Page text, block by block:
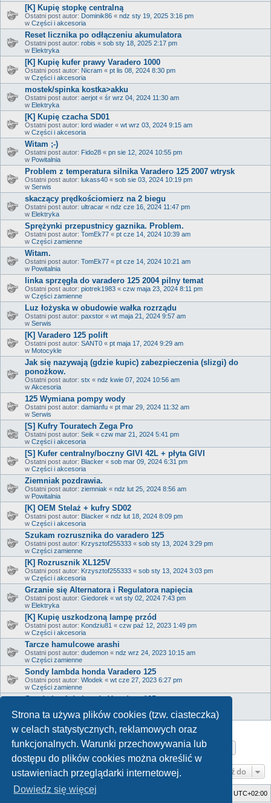
Strona ta używa plików cookies (tzw. ciasteczka)
w celach statystycznych, reklamowych oraz
funkcjonalnych. Warunki przechowywania lub
dostępu do plików cookies można określić w
ustawieniach przeglądarki internetowej.
Dowiedz się więcej
[K] Kupię stopkę centralną
Ostatni post autor: Dominik86 « ndz sty 19, 2025 3:16 pm
w Części i akcesoria
Reset licznika po odłączeniu akumulatora
Ostatni post autor: robis « sob sty 18, 2025 2:17 pm
w Elektryka
[K] Kupię kufer prawy Varadero 1000
Ostatni post autor: Nicram « pt lis 08, 2024 8:30 pm
w Części i akcesoria
mostek/spinka kostka>akku
Ostatni post autor: aerjot « śr wrz 04, 2024 11:30 am
w Elektryka
[K] Kupię czacha SD01
Ostatni post autor: lord wiader « wt wrz 03, 2024 9:15 am
w Części i akcesoria
Witam ;-)
Ostatni post autor: Fido28 « pn sie 12, 2024 10:55 pm
w Powitalnia
Problem z temperatura silnika Varadero 125 2007 wtrysk
Ostatni post autor: lukass40 « sob sie 03, 2024 10:19 pm
w Serwis
skaczący prędkościomierz na 2 biegu
Ostatni post autor: ultracar « ndz cze 16, 2024 11:47 pm
w Elektryka
Sprężynki przepustnicy gaznika. Problem.
Ostatni post autor: TomEk77 « pt cze 14, 2024 10:39 am
w Części zamienne
Witam.
Ostatni post autor: TomEk77 « pt cze 14, 2024 10:21 am
w Powitalnia
linka sprzęgła do varadero 125 2004 pilny temat
Ostatni post autor: piotrek1983 « czw maja 23, 2024 8:11 pm
w Części zamienne
Luz łożyska w obudowie wałka rozrządu
Ostatni post autor: paxstor « wt maja 21, 2024 9:57 am
w Serwis
[K] Varadero 125 polift
Ostatni post autor: SANT0 « pt maja 17, 2024 9:29 am
w Motocykle
Jak się nazywają (gdzie kupic) zabezpieczenia (slizgi) do
ponożkow.
Ostatni post autor: stx « ndz kwie 07, 2024 10:56 am
w Akcesoria
125 Wymiana pompy wody
Ostatni post autor: damianfu « pt mar 29, 2024 11:32 am
w Serwis
[S] Kufry Touratech Zega Pro
Ostatni post autor: Seik « czw mar 21, 2024 5:41 pm
w Części i akcesoria
[S] Kufer centralny/boczny GIVI 42L + płyta GIVI
Ostatni post autor: Blacker « sob mar 09, 2024 6:31 pm
w Części i akcesoria
Ziemniak pozdrawia.
Ostatni post autor: ziemniak « ndz lut 25, 2024 8:56 am
w Powitalnia
[K] OEM Stelaż + kufry SD02
Ostatni post autor: Blacker « ndz lut 18, 2024 8:09 pm
w Części i akcesoria
Szukam rozrusznika do varadero 125
Ostatni post autor: Krzysztof255333 « sob sty 13, 2024 3:29 pm
w Części zamienne
[K] Rozrusznik XL125V
Ostatni post autor: Krzysztof255333 « sob sty 13, 2024 3:03 pm
w Części i akcesoria
Grzanie się Alternatora i Regulatora napięcia
Ostatni post autor: Giedorek « wt sty 02, 2024 7:43 pm
w Elektryka
[K] Kupię uszkodzoną lampę przód
Ostatni post autor: Kondziu81 « czw paź 12, 2023 1:49 pm
w Części i akcesoria
Tarcze hamulcowe arashi
Ostatni post autor: dudemon « ndz wrz 24, 2023 10:15 am
w Części zamienne
Sondy lambda honda Varadero 125
Ostatni post autor: Wlodek « wt cze 27, 2023 6:27 pm
w Części zamienne
Sondy lambda honda Varadero 125
wSerwis
Znaleziono 817 wyników Strona1z17
1 2 3 4 5 …
Przejdź do
Strona główna UTC+02:00